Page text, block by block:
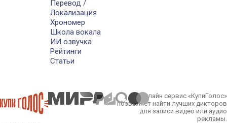
Перевод /
Локализация
Хрономер
Школа вокала
ИИ озвучка
Рейтинги
Статьи
Онлайн сервис «КупиГолос»
позволяет найти лучших дикторов
для записи видео или аудио
рекламы.